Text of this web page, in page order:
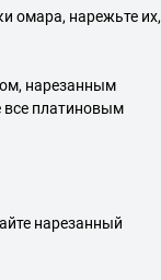
омара, нарежьте их,
нарезанным
все платиновым
нарезанный